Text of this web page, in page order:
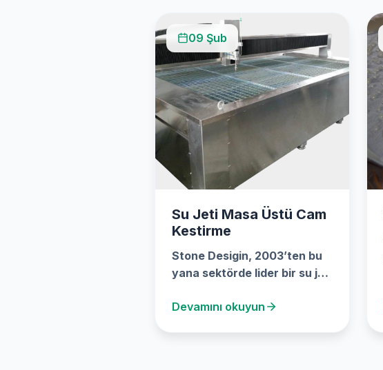
09 Şub
Su Jeti Masa Üstü Cam
Kestirme
Stone Desigin, 2003’ten bu
yana sektörde lider bir su jeti
düzey…
Devamını okuyun